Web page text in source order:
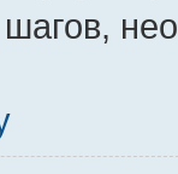
шагов,